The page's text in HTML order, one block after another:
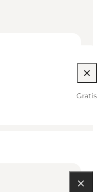
Gratis